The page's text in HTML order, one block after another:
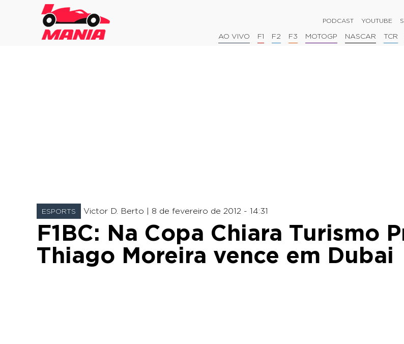
PODCAST YOUTUBE
AO VIVO F1 F2 F3 MOTOGP NASCAR TCR
ESPORTS Victor D. Berto | 8 de fevereiro de 2012 - 14:31
F1BC: Na Copa Chiara Turismo
Thiago Moreira vence em Dubai